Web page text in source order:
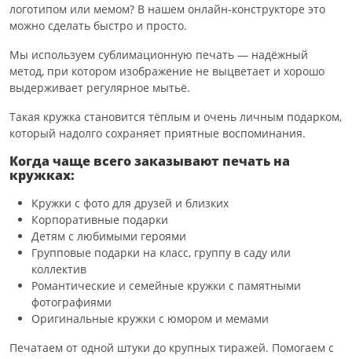
логотипом или мемом? В нашем онлайн-конструкторе это
можно сделать быстро и просто.
Мы используем сублимационную печать — надёжный
метод, при котором изображение не выцветает и хорошо
выдерживает регулярное мытьё.
Такая кружка становится тёплым и очень личным подарком,
который надолго сохраняет приятные воспоминания.
Когда чаще всего заказывают печать на
кружках:
Кружки с фото для друзей и близких
Корпоративные подарки
Детям с любимыми героями
Групповые подарки на класс, группу в саду или
коллектив
Романтические и семейные кружки с памятными
фотографиями
Оригинальные кружки с юмором и мемами
Печатаем от одной штуки до крупных тиражей. Помогаем с